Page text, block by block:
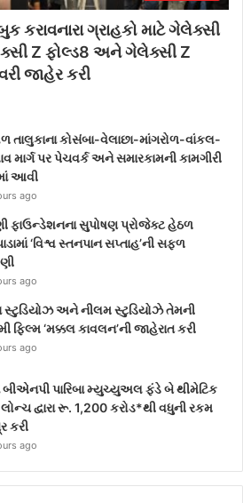
કરાવનારા ગ્રાહકો માટે ગેલેક્સી
Z ફોલ્ડ8 અને ગેલેક્સી Z
જાહેર કરી
તાલુકાના કોસંબા-વેલાછા-માંગરોળ-વાંકલ-
માર્ગ પર પેચવર્ક અને સમારકામની કામગીરી
આવી
ago
ફાઉન્ડેશનના સુપોષણ પ્રોજેક્ટ હેઠળ
‘વિશ્વ સ્તનપાન સપ્તાહ’ની સફળ
ago
સ્ટુડિયોઝ અને નીલમ સ્ટુડિયોઝે તેમની
ફિલ્મ ‘મક્કલ કાવલન’ની જાહેરાત કરી
ago
બીએનપી પારિબા મ્યુચ્યુઅલ ફંડે બે થીમેટિક
દ્વારા રૂ. 1,200 કરોડ*થી વધુની રકમ
કરી
ago